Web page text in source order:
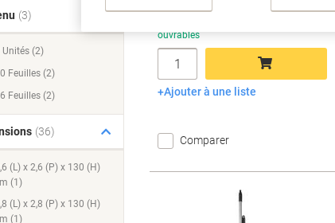
ouvrables
Quantité
Ajouter au panier
Ajouter à une liste
Comparer
(3)
Unités (2)
Feuilles (2)
Feuilles (2)
(36)
(L) x 2,6 (P) x 130 (H)
(1)
(L) x 2,8 (P) x 130 (H)
(1)